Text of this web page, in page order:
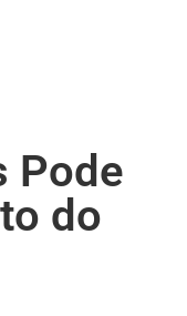
Pode
do